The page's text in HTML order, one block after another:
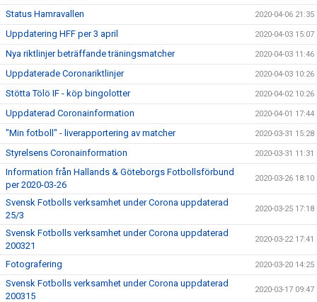
Status Hamravallen 2020-04-06 21:35
Uppdatering HFF per 3 april 2020-04-03 15:07
Nya riktlinjer beträffande träningsmatcher 2020-04-03 11:46
Uppdaterade Coronariktlinjer 2020-04-03 10:26
Stötta Tölö IF - köp bingolotter 2020-04-02 10:26
Uppdaterad Coronainformation 2020-04-01 17:44
"Min fotboll" - liverapportering av matcher 2020-03-31 15:28
Styrelsens Coronainformation 2020-03-31 11:31
Information från Hallands & Göteborgs Fotbollsförbund
per 2020-03-26
2020-03-26 18:10
Svensk Fotbolls verksamhet under Corona uppdaterad
25/3
2020-03-25 17:18
Svensk Fotbolls verksamhet under Corona uppdaterad
200321
2020-03-22 17:41
Fotografering 2020-03-20 14:25
Svensk Fotbolls verksamhet under Corona uppdaterad
200315
2020-03-17 09:47